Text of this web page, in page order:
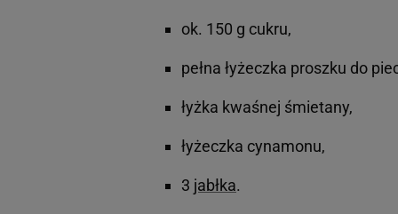
ok. 150 g cukru,
pełna łyżeczka proszku do
łyżka kwaśnej śmietany,
łyżeczka cynamonu,
3 jabłka.